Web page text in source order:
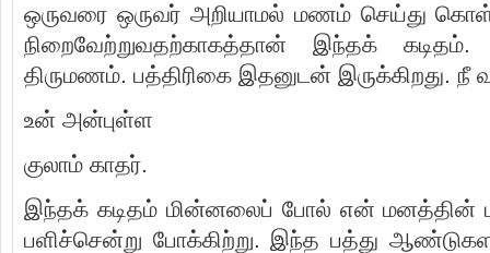
ஒருவரை ஒருவர் அறியாமல் மணம் செய்து
நிறைவேற்றுவதற்காகத்தான் இந்தக்
திருமணம். பத்திரிகை இதனுடன் இருக்கிறது.
உன் அன்புள்ள
குலாம் காதர்.
இந்தக் கடிதம் மின்னலைப் போல் என் மனத்தின்
பளிச்சென்று போக்கிற்று. இந்த பத்து